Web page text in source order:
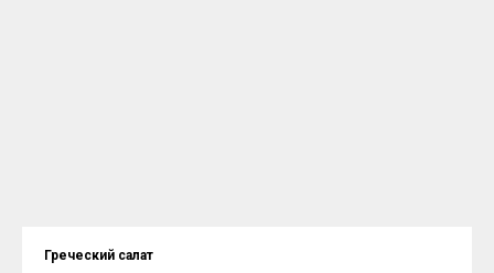
Греческий салат